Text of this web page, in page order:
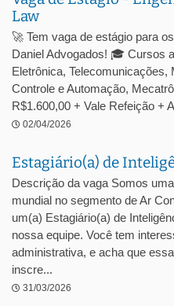
Law
🚀 Tem vaga de estágio para
Daniel Advogados! 🎓 Cursos
Eletrônica, Telecomunicações,
Controle e Automação,
R$1.600,00 + Vale Refeição +
02/04/2026
Estagiário(a) de
Descrição da vaga Somos
mundial no segmento de Ar
um(a) Estagiário(a) de
nossa equipe. Você tem
administrativa, e acha que
inscre...
31/03/2026